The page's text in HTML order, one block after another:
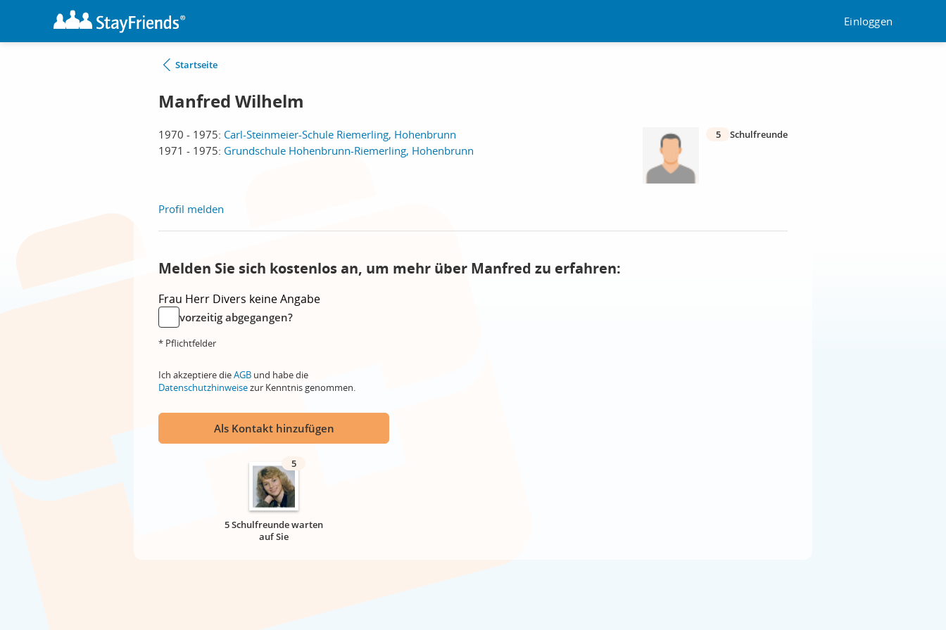
Einloggen
Startseite
Manfred Wilhelm
1970 - 1975: Carl-Steinmeier-Schule Riemerling, Hohenbrunn
1971 - 1975: Grundschule Hohenbrunn-Riemerling, Hohenbrunn
5 Schulfreunde
Profil melden
Melden Sie sich kostenlos an, um mehr über Manfred zu erfahren:
Frau Herr Divers keine Angabe
vorzeitig abgegangen?
* Pflichtfelder
Ich akzeptiere dieAGB und habe die
Datenschutzhinweisezur Kenntnis genommen.
Als Kontakt hinzufügen
5
5 Schulfreunde warten
auf Sie